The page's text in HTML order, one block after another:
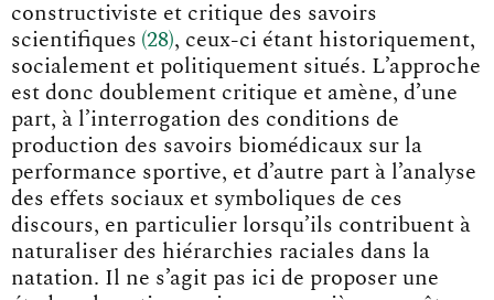
constructiviste et critique des savoirs
scientifiques 28 , ceux-ci étant historiquement,
socialement et politiquement situés. L’approche
est donc doublement critique et amène, d’une
part, à l’interrogation des conditions de
production des savoirs biomédicaux sur la
performance sportive, et d’autre part à l’analyse
des effets sociaux et symboliques de ces
discours, en particulier lorsqu’ils contribuent à
naturaliser des hiérarchies raciales dans la
natation. Il ne s’agit pas ici de proposer une